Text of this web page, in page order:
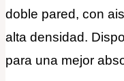
doble pared, con
alta densidad.
para una mejor